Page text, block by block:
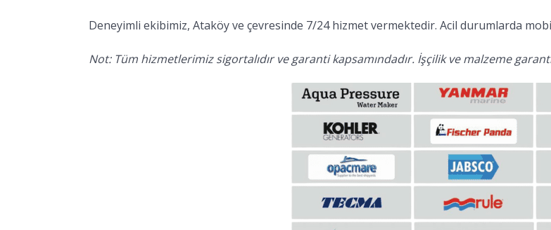
Deneyimli ekibimiz, Ataköy ve çevresinde 7/24 hizmet vermektedir. Acil durumlarda
Not: Tüm hizmetlerimiz sigortalıdır ve garanti kapsamındadır. İşçilik ve malzeme